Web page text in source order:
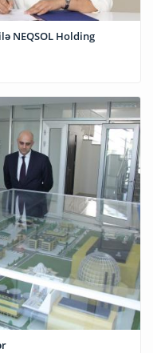
NEQSOL Holding